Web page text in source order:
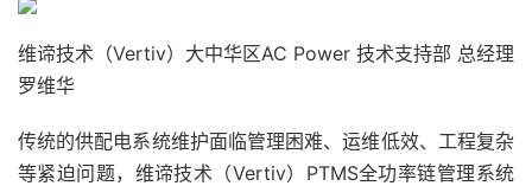
维谛技术（Vertiv）大中华区AC Power 技术支持部 总经理
罗维华
传统的供配电系统维护面临管理困难、运维低效、工程复杂
等紧迫问题，维谛技术（Vertiv）PTMS全功率链管理系统